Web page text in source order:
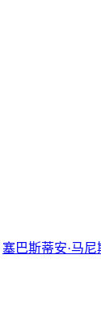
塞巴斯蒂安·马尼